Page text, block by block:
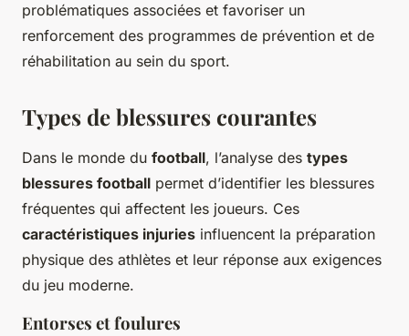
problématiques associées et favoriser un
renforcement des programmes de prévention et de
réhabilitation au sein du sport.
Types de blessures courantes
Dans le monde du football, l’analyse des types
blessures football permet d’identifier les blessures
fréquentes qui affectent les joueurs. Ces
caractéristiques injuries influencent la préparation
physique des athlètes et leur réponse aux exigences
du jeu moderne.
Entorses et foulures